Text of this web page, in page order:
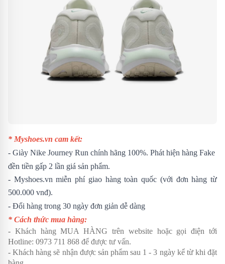
* Myshoes.vn cam kết:
- Giày Nike Journey Run chính hãng 100%. Phát hiện hàng Fake
đền tiền gấp 2 lần giá sản phẩm.
- Myshoes.vn miễn phí giao hàng toàn quốc (với đơn hàng từ
500.000 vnđ).
- Đổi hàng trong 30 ngày đơn giản dễ dàng
* Cách thức mua hàng:
- Khách hàng MUA HÀNG trên website hoặc gọi điện tới
Hotline: 0973 711 868 để được tư vấn.
- Khách hàng sẽ nhận được sản phẩm sau 1 - 3 ngày kể từ khi đặt